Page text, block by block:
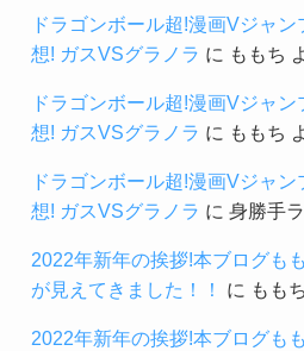
ドラゴンボール超!漫画Vジャ
想! ガスVSグラノラ に ももち
ドラゴンボール超!漫画Vジャ
想! ガスVSグラノラ に ももち
ドラゴンボール超!漫画Vジャ
想! ガスVSグラノラ に 身勝手
2022年新年の挨拶!本ブログも
が見えてきました！！
に ももち
2022年新年の挨拶!本ブログも